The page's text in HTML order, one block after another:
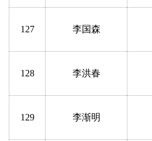
127 李国森
128 李洪春
129 李渐明